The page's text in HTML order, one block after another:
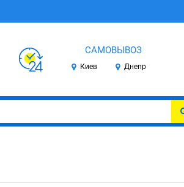
САМОВЫВОЗ
Киев Днепр